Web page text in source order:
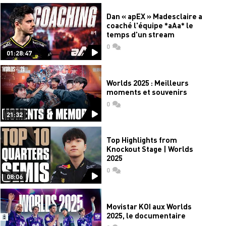
01:28:47
Dan « apEX » Madesclaire a
coaché l'équipe *aAa* le
temps d'un stream
0commentaires
21:32
Worlds 2025 : Meilleurs
moments et souvenirs
0commentaires
08:06
Top Highlights from
Knockout Stage | Worlds
2025
0commentaires
Movistar KOI aux Worlds
2025, le documentaire